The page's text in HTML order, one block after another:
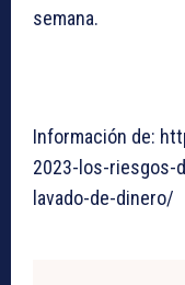
semana.
Información de:
2023-los-riesgos-
lavado-de-dinero/